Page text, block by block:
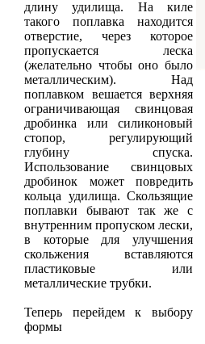
длину удилища. На киле
такого поплавка находится
отверстие, через которое
пропускается леска
(желательно чтобы оно было
металлическим). Над
поплавком вешается верхняя
ограничивающая свинцовая
дробинка или силиконовый
стопор, регулирующий
глубину спуска.
Использование свинцовых
дробинок может повредить
кольца удилища. Скользящие
поплавки бывают так же с
внутренним пропуском лески,
в которые для улучшения
скольжения вставляются
пластиковые или
металлические трубки.
Теперь перейдем к выбору
формы